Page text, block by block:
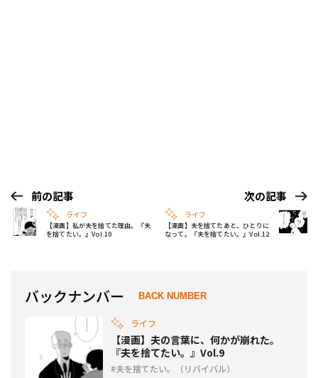
前の記事
ライフ
【漫画】私が夫を捨てた理由。『夫
を捨てたい。』Vol.10
次の記事
ライフ
【漫画】夫を捨てたあと、ひとりに
なって。『夫を捨てたい。』Vol.12
バックナンバー BACK NUMBER
ライフ
【漫画】夫の言葉に、何かが崩れた。
『夫を捨てたい。』Vol.9
夫を捨てたい。（リバイバル）